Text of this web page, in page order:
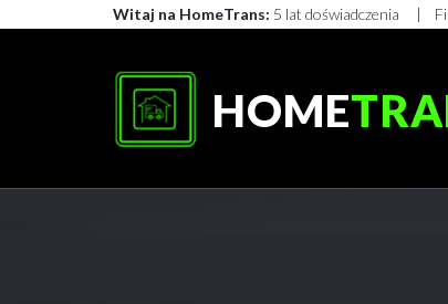
Witaj na HomeTrans: 5 lat doświadczenia
HOME